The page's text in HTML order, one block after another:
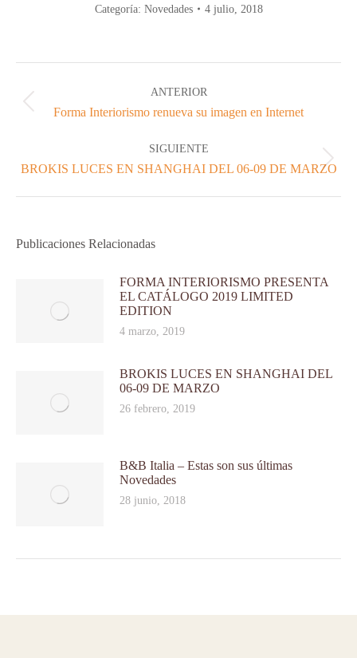
Categoría: Novedades 4 julio, 2018
publicaciones
ANTERIOR
Publicación
Forma Interiorismo renueva su imagen en Internet
SIGUIENTE
Publicación
BROKIS LUCES EN SHANGHAI DEL 06-09 DE MARZO
Publicaciones Relacionadas
FORMA INTERIORISMO PRESENTA
EL CATÁLOGO 2019 LIMITED
EDITION
4 marzo, 2019
BROKIS LUCES EN SHANGHAI DEL
06-09 DE MARZO
26 febrero, 2019
B&B Italia – Estas son sus últimas
Novedades
28 junio, 2018